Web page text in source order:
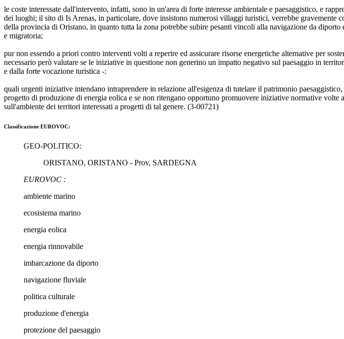
le coste interessate dall'intervento, infatti, sono in un'area di forte interesse ambientale e paesaggistico, e
dei luoghi; il sito di Is Arenas, in particolare, dove insistono numerosi villaggi turistici, verrebbe gravemente
della provincia di Oristano, in quanto tutta la zona potrebbe subire pesanti vincoli alla navigazione da
e migratoria;
pur non essendo a priori contro interventi volti a reperire ed assicurare risorse energetiche alternative per
necessario però valutare se le iniziative in questione non generino un impatto negativo sul paesaggio in
e dalla forte vocazione turistica -:
quali urgenti iniziative intendano intraprendere in relazione all'esigenza di tutelare il patrimonio
progetto di produzione di energia eolica e se non ritengano opportuno promuovere iniziative normative
sull'ambiente dei territori interessati a progetti di tal genere. (3-00721)
Classificazione EUROVOC:
GEO-POLITICO:
ORISTANO, ORISTANO - Prov, SARDEGNA
EUROVOC :
ambiente marino
ecosistema marino
energia eolica
energia rinnovabile
imbarcazione da diporto
navigazione fluviale
politica culturale
produzione d'energia
protezione del paesaggio